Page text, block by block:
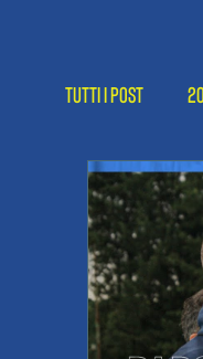
Tutti i post
Femminile